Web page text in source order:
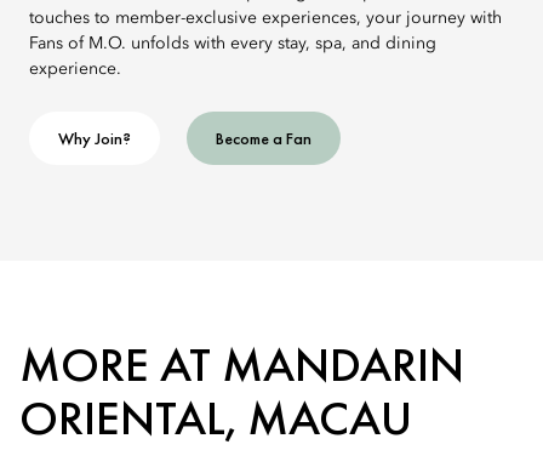
touches to member-exclusive experiences, your journey with
Fans of M.O. unfolds with every stay, spa, and dining
experience.
Why Join? Become a Fan
MORE AT MANDARIN
ORIENTAL, MACAU